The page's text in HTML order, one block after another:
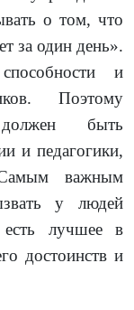
о том, что
за один день».
и
Поэтому
должен быть
и педагогики,
важным
у людей
есть лучшее в
достоинств и